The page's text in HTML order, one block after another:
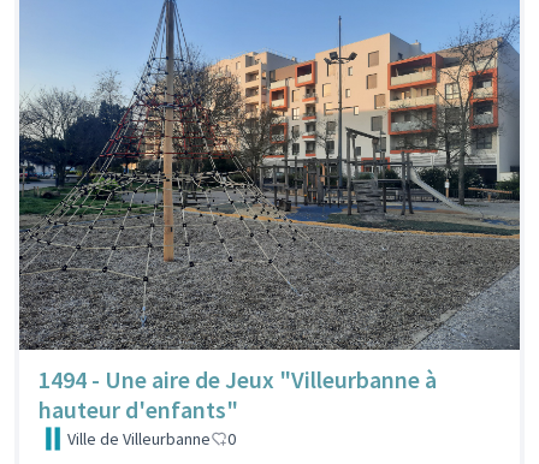
1494 - Une aire de Jeux "Villeurbanne à
hauteur d'enfants"
Ville de Villeurbanne 0